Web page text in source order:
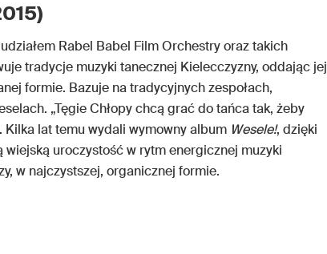
Rabel Babel Film Orchestry oraz takich
tradycje muzyki tanecznej Kielecczyzny, oddając jej
formie. Bazuje na tradycyjnych zespołach,
„Tęgie Chłopy chcą grać do tańca tak, żeby
Kilka lat temu wydali wymowny album Wesele!, dzięki
uroczystość w rytm energicznej muzyki
w najczystszej, organicznej formie.